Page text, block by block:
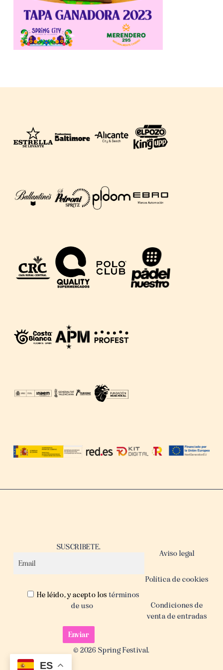
SUSCRIBETE.
He léido, y acepto los términos
de uso
Aviso legal
Política de cookies
Condiciones de
venta de entradas
© 2026 Spring Festival.
ES